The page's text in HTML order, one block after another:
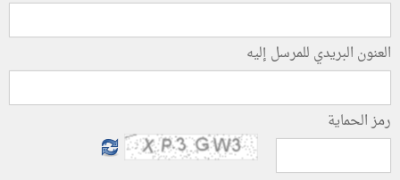
العنون البريدي للمرسل إليه
رمز الحماية